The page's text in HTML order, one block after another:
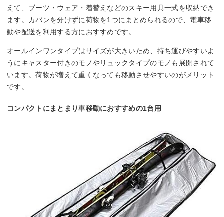
えて、ブーツ・ウェア・着替えなどのスキー用具一式を収納でき
ます。カバンを分けずに荷物を1つにまとめられるので、電車移
動や配送を利用する方におすすめです。
オールインワンタイプはサイズが大きいため、持ち運びやすいよ
うにキャスター付きのモノやリュックタイプのモノも展開されて
います。荷物が増えて重くなっても移動させやすいのがメリット
です。
コンパクトにまとまり車移動におすすめの1台用